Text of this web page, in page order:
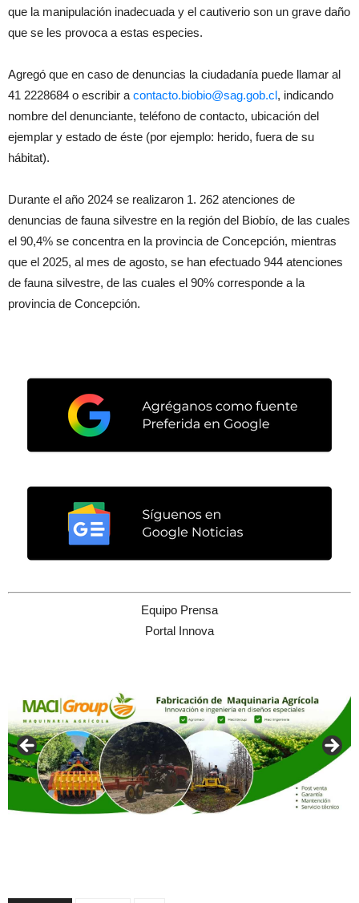
que la manipulación inadecuada y el cautiverio son un grave daño
que se les provoca a estas especies.
Agregó que en caso de denuncias la ciudadanía puede llamar al
41 2228684 o escribir a contacto.biobio@sag.gob.cl, indicando
nombre del denunciante, teléfono de contacto, ubicación del
ejemplar y estado de éste (por ejemplo: herido, fuera de su
hábitat).
Durante el año 2024 se realizaron 1. 262 atenciones de
denuncias de fauna silvestre en la región del Biobío, de las cuales
el 90,4% se concentra en la provincia de Concepción, mientras
que el 2025, al mes de agosto, se han efectuado 944 atenciones
de fauna silvestre, de las cuales el 90% corresponde a la
provincia de Concepción.
Equipo Prensa
Portal Innova